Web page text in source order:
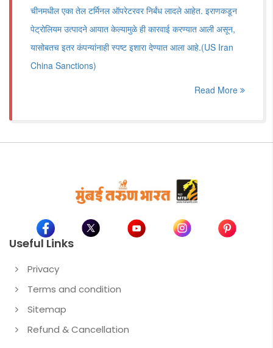
चीनमधील एका तेल टर्मिनल ऑपरेटरवर निर्बंध लादले आहेत. इराणकडून
पेट्रोलियम उत्पादने आयात केल्यामुळे ही कारवाई करण्यात आली असून,
यासोबतच इतर कंपन्यांनाही स्पष्ट इशारा देण्यात आला आहे.(US Iran
China Sanctions)
Read More
Useful Links
Privacy
Terms and condition
Sitemap
Refund & Cancellation